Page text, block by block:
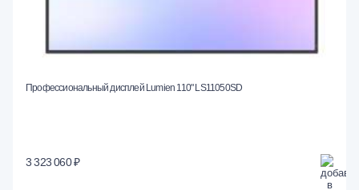
Профессиональный дисплей Lumien 110" LS11050SD
3 323 060 ₽